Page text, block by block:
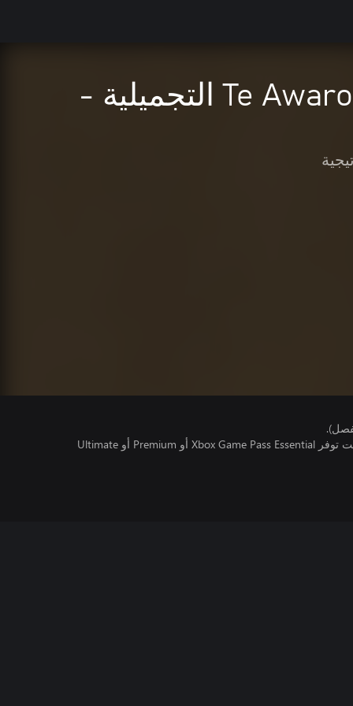
theHunter: Call of the Wild™ - حزمة Te Awaroa التجميلية -
تتطلب اللعبة متعددة اللاعبين عبر الإنترنت توفر Xbox Game Pass Essential أو Premium أو Ultimate